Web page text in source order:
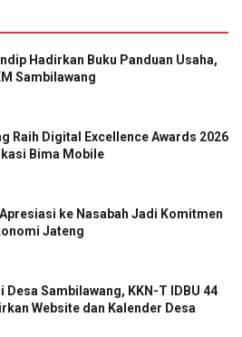
Hadirkan Buku Panduan Usaha,
Sambilawang
Raih Digital Excellence Awards 2026
Bima Mobile
ke Nasabah Jadi Komitmen
Jateng
Desa Sambilawang, KKN-T IDBU 44
Website dan Kalender Desa